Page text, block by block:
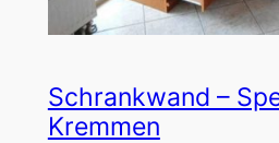
Schrankwand –
Kremmen